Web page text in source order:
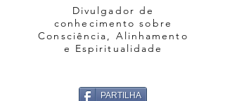
Divulgador de
conhecimento sobre
Consciência, Alinhamento
e Espiritualidade
PARTILHA